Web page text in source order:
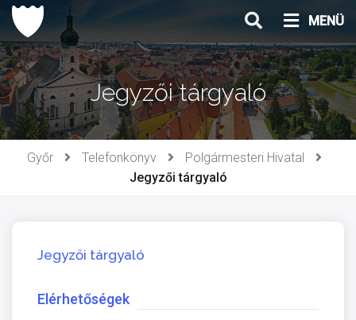
Ugrás
tartalomhoz
MENÜ
Jegyzői tárgyaló
Győr Telefonkönyv
Polgármesteri Hivatal
Jegyzői tárgyaló
Jegyzői tárgyaló
Elérhetőségek